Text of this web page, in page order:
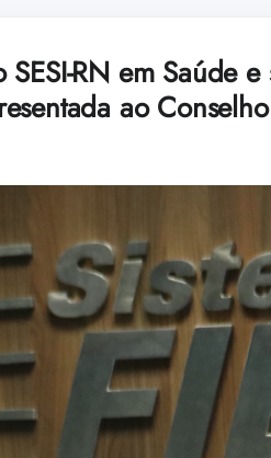
SESI-RN em Saúde
ao Conselho